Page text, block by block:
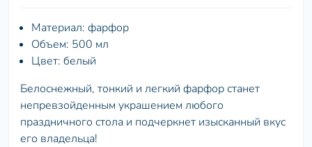
Материал: фарфор
Объем: 500 мл
Цвет: белый
Белоснежный, тонкий и легкий фарфор станет
непревзойденным украшением любого
праздничного стола и подчеркнет изысканный вкус
его владельца!